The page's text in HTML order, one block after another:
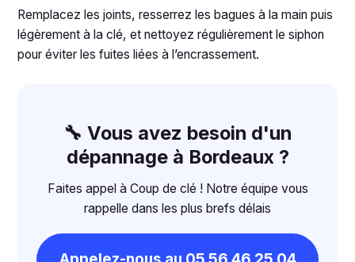
Remplacez les joints, resserrez les bagues à la main puis
légèrement à la clé, et nettoyez régulièrement le siphon
pour éviter les fuites liées à l’encrassement.
🔧 Vous avez besoin d'un
dépannage à Bordeaux ?
Faites appel à Coup de clé ! Notre équipe vous
rappelle dans les plus brefs délais